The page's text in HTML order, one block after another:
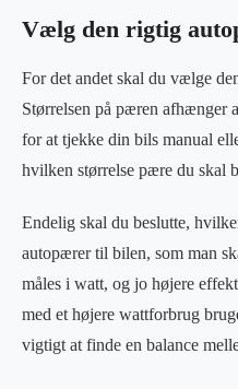
Vælg den rigtig
For det andet skal du vælge
Størrelsen på pæren afhænger
for at tjekke din bils manual
hvilken størrelse pære du skal
Endelig skal du beslutte,
autopærer til bilen, som man
måles i watt, og jo højere
med et højere wattforbrug
vigtigt at finde en balance